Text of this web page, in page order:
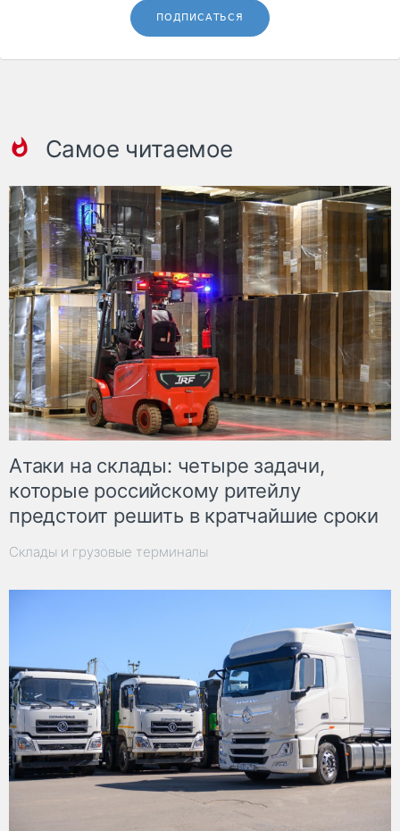
ПОДПИСАТЬСЯ
Самое читаемое
Атаки на склады: четыре задачи,
которые российскому ритейлу
предстоит решить в кратчайшие сроки
Склады и грузовые терминалы